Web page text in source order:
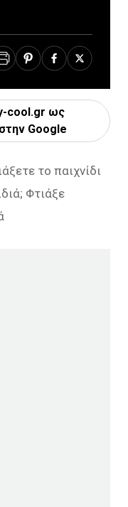
cool.gr ως
Google
το παιχνίδι
Φτιάξε